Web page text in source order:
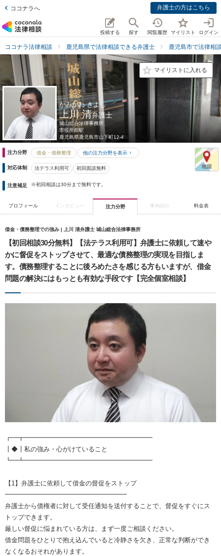
ココナラへ 弁護士の方はこちら
投稿する 探す 閲覧履歴 マイリスト ログイン
ココナラ法律相談 鹿児島県で法律相談できる弁護士 鹿児島市で法律相
マイリストに入れる
かみかわ きよし
上川 清弁護士
城山総合法律事務所
市役所前駅
鹿児島県鹿児島市山下町12-4
注力分野 借金・債務整理 他の注力分野を表示
対応体制 法テラス利用可 初回面談無料
注意補足 ※初回相談は30分まで無料です。
プロフィール インタビュー 注力分野 事例紹介 料金表
借金・債務整理での強み | 上川 清弁護士 城山総合法律事務所
【初回相談30分無料】【法テラス利用可】弁護士に依頼して速や
かに督促をストップさせて、最適な債務整理の実現を目指しま
す。債務整理することに後ろめたさを感じる方もいますが、借金
問題の解決にはもっとも有効な手段です【完全個室相談】
┏━┳━━━━━━━━━━━━━━━━━━━━
┃◆┃私の強み・心がけていること
┗━┻━━━━━━━━━━━━━━━━━━━━
【1】弁護士に依頼して借金の督促をストップ
━━━━━━━━━━━━━━━━━━━
弁護士から債権者に対して受任通知を送付することで、督促をすぐにス
トップできます。
厳しい督促に悩まれている方は、まず一度ご相談ください。
借金問題をひとりで抱え込んでいると冷静さを欠き、正常な判断ができ
なくなるおそれがあります。